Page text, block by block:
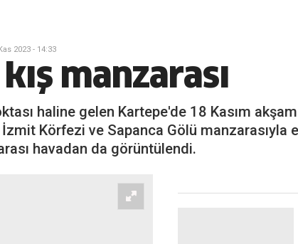
2023 - 14:33
manzarası
haline gelen Kartepe'de 18 Kasım
İzmit Körfezi ve Sapanca Gölü
havadan da görüntülendi.